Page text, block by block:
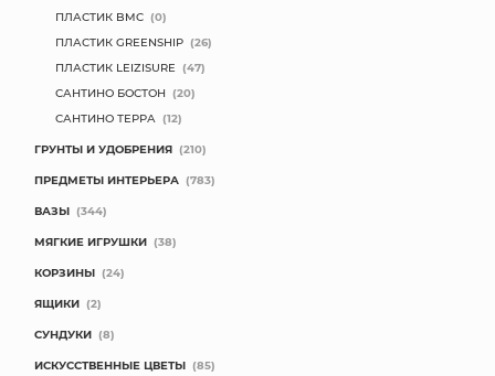
ПЛАСТИК BMC (0)
ПЛАСТИК GREENSHIP (26)
ПЛАСТИК LEIZISURE (47)
САНТИНО БОСТОН (20)
САНТИНО ТЕРРА (12)
ГРУНТЫ И УДОБРЕНИЯ (210)
ПРЕДМЕТЫ ИНТЕРЬЕРА (783)
ВАЗЫ (344)
МЯГКИЕ ИГРУШКИ (38)
КОРЗИНЫ (24)
ЯЩИКИ (2)
СУНДУКИ (8)
ИСКУССТВЕННЫЕ ЦВЕТЫ (85)